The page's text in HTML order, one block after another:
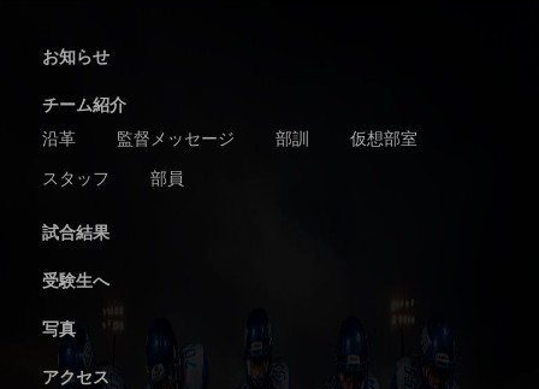
お知らせ
チーム紹介
沿革
監督メッセージ 部訓
仮想部室
スタッフ
部員
試合結果
受験生へ
写真
アクセス